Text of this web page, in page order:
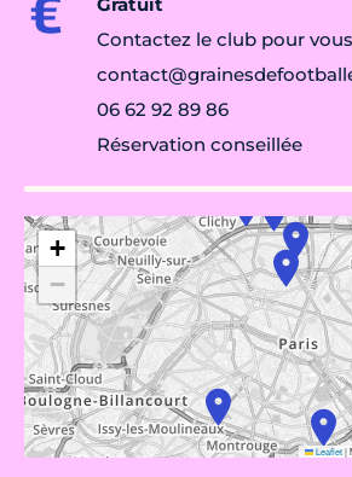
Contactez le club pour
06 62 92 89 86
Réservation conseillée
+
−
Leaflet|